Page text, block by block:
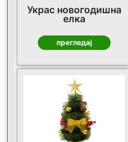
Украс новогодишна
елка
прегледај